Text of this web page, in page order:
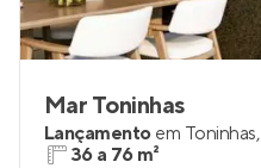
Mar Toninhas
Lançamento em Toninhas,
36 a 76 m²